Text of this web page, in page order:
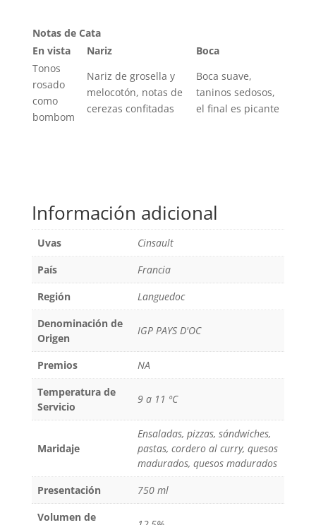
Notas de Cata
En vista
Nariz
Boca
Tonos
rosado
como
bombom
Nariz de grosella y
melocotón, notas de
cerezas confitadas
Boca suave,
taninos sedosos,
el final es picante
Información adicional
Uvas
Cinsault
País
Francia
Región
Languedoc
Denominación de
Origen
IGP PAYS D'OC
Premios
NA
Temperatura de
Servicio
9 a 11 ºC
Maridaje
Ensaladas, pizzas, sándwiches,
pastas, cordero al curry, quesos
madurados, quesos madurados
Presentación
750 ml
Volumen de